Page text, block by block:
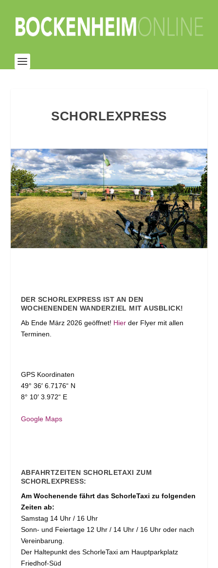
SCHORLEXPRESS
DER SCHORLEXPRESS IST AN DEN
WOCHENENDEN WANDERZIEL MIT AUSBLICK!
Ab Ende März 2026 geöffnet! Hierder Flyer mit allen
Terminen.
GPS Koordinaten
49° 36′ 6.7176“ N
8° 10′ 3.972“ E
Google Maps
ABFAHRTZEITEN SCHORLETAXI ZUM
SCHORLEXPRESS:
Am Wochenende fährt das SchorleTaxi zu folgenden
Zeiten ab:
Samstag 14 Uhr / 16 Uhr
Sonn- und Feiertage 12 Uhr / 14 Uhr / 16 Uhr oder nach
Vereinbarung.
Der Haltepunkt des SchorleTaxi am Hauptparkplatz
Friedhof-Süd